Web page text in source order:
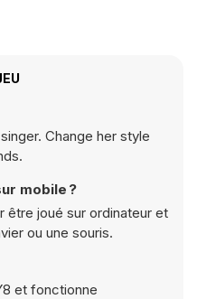
Change her style
mobile ?
être joué sur ordinateur et
ou une souris.
et fonctionne